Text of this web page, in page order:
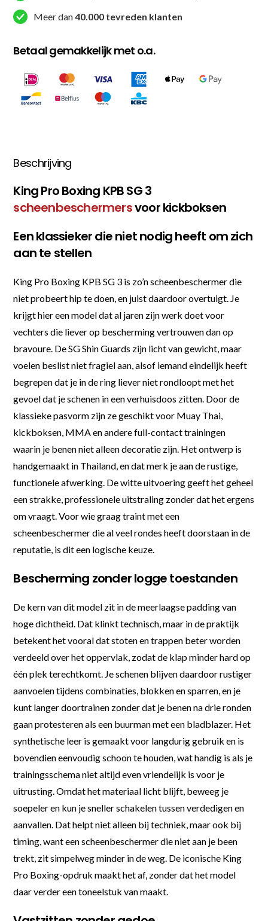
Meer dan40.000 tevreden klanten
Betaal gemakkelijk met o.a.
Beschrijving
King Pro Boxing KPB SG 3
scheenbeschermersvoor kickboksen
Een klassieker die niet nodig heeft om zich
aan te stellen
King Pro Boxing KPB SG 3 is zo’n scheenbeschermer die
niet probeert hip te doen, en juist daardoor overtuigt. Je
krijgt hier een model dat al jaren zijn werk doet voor
vechters die liever op bescherming vertrouwen dan op
bravoure. De SG Shin Guards zijn licht van gewicht, maar
voelen beslist niet fragiel aan, alsof iemand eindelijk heeft
begrepen dat je in de ring liever niet rondloopt met het
gevoel dat je schenen in een verhuisdoos zitten. Door de
klassieke pasvorm zijn ze geschikt voor Muay Thai,
kickboksen, MMA en andere full-contact trainingen
waarin je benen niet alleen decoratie zijn. Het ontwerp is
handgemaakt in Thailand, en dat merk je aan de rustige,
functionele afwerking. De witte uitvoering geeft het geheel
een strakke, professionele uitstraling zonder dat het ergens
om vraagt. Voor wie graag traint met een
scheenbeschermer die al veel rondes heeft doorstaan in de
reputatie, is dit een logische keuze.
Bescherming zonder logge toestanden
De kern van dit model zit in de meerlaagse padding van
hoge dichtheid. Dat klinkt technisch, maar in de praktijk
betekent het vooral dat stoten en trappen beter worden
verdeeld over het oppervlak, zodat de klap minder hard op
één plek terechtkomt. Je schenen blijven daardoor rustiger
aanvoelen tijdens combinaties, blokken en sparren, en je
kunt langer doortrainen zonder dat je benen na drie ronden
gaan protesteren als een buurman met een bladblazer. Het
synthetische leer is gemaakt voor langdurig gebruik en is
bovendien eenvoudig schoon te houden, wat handig is als je
trainingsschema niet altijd even vriendelijk is voor je
uitrusting. Omdat het materiaal licht blijft, beweeg je
soepeler en kun je sneller schakelen tussen verdedigen en
aanvallen. Dat helpt niet alleen bij techniek, maar ook bij
timing, want een scheenbeschermer die niet aan je been
trekt, zit simpelweg minder in de weg. De iconische King
Pro Boxing-opdruk maakt het af, zonder dat het model
daar verder een toneelstuk van maakt.